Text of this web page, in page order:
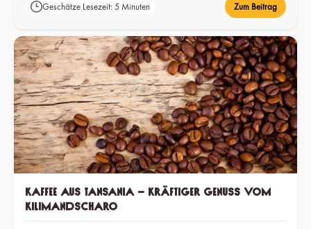
Geschätze Lesezeit: 5 Minuten Zum Beitrag
Kaffee aus Tansania – Kräftiger Genuss vom
Kilimandscharo